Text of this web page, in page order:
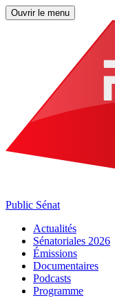
Ouvrir le menu
Public Sénat
Actualités
Sénatoriales 2026
Émissions
Documentaires
Podcasts
Programme